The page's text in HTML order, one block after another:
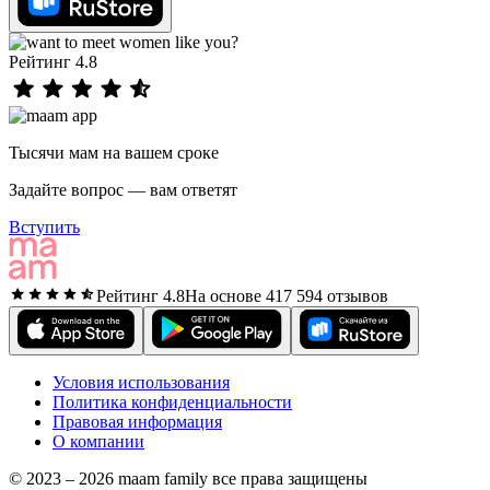
Рейтинг 4.8
Тысячи мам на вашем сроке
Задайте вопрос — вам ответят
Вступить
Рейтинг 4.8На основе 417 594 отзывов
Условия использования
Политика конфиденциальности
Правовая информация
О компании
© 2023 – 2026 maam family все права защищены